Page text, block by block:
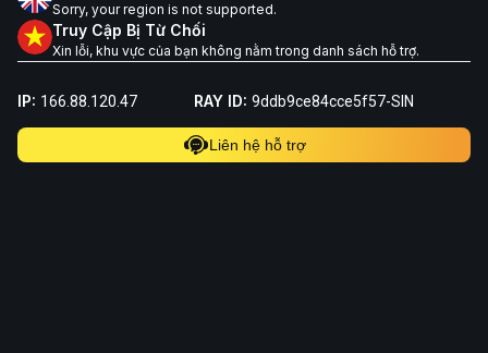
Sorry, your region is not supported.
Truy Cập Bị Từ Chối
Xin lỗi, khu vực của bạn không nằm trong danh sách hỗ trợ.
IP: 166.88.120.47 RAY ID: 9ddb9ce84cce5f57-SIN
Liên hệ hỗ trợ